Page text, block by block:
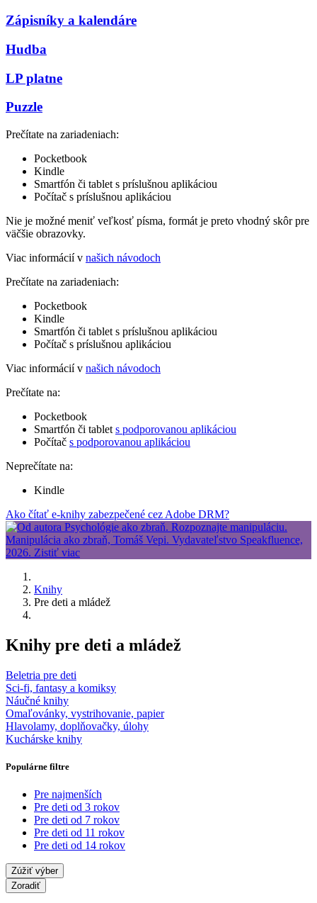
Zápisníky a kalendáre
Hudba
LP platne
Puzzle
Prečítate na zariadeniach:
Pocketbook
Kindle
Smartfón či tablet s príslušnou aplikáciou
Počítač s príslušnou aplikáciou
Nie je možné meniť veľkosť písma, formát je preto vhodný skôr pre
väčšie obrazovky.
Viac informácií v našich návodoch
Prečítate na zariadeniach:
Pocketbook
Kindle
Smartfón či tablet s príslušnou aplikáciou
Počítač s príslušnou aplikáciou
Viac informácií v našich návodoch
Prečítate na:
Pocketbook
Smartfón či tablet s podporovanou aplikáciou
Počítač s podporovanou aplikáciou
Neprečítate na:
Kindle
Ako čítať e-knihy zabezpečené cez Adobe DRM?
Knihy
Pre deti a mládež
Knihy pre deti a mládež
Beletria pre deti
Sci-fi, fantasy a komiksy
Náučné knihy
Omaľovánky, vystrihovanie, papier
Hlavolamy, doplňovačky, úlohy
Kuchárske knihy
Populárne filtre
Pre najmenších
Pre deti od 3 rokov
Pre deti od 7 rokov
Pre deti od 11 rokov
Pre deti od 14 rokov
Zúžiť výber
Zoradiť